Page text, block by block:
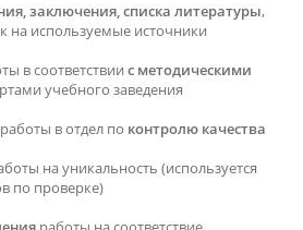
заключения, списка литературы,
на используемые источники
в соответствии с методическими
учебного заведения
в отдел по контролю качества
на уникальность (используется
по проверке)